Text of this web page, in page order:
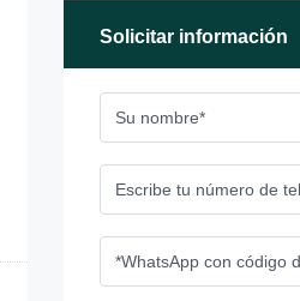
Solicitar información